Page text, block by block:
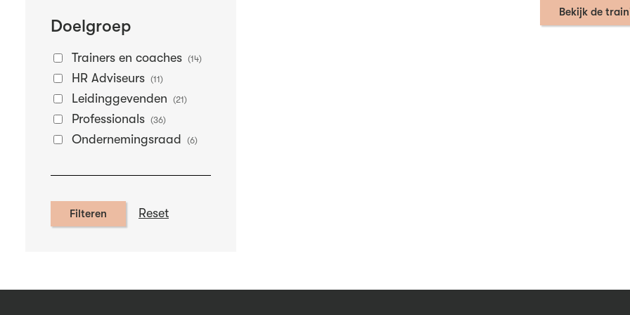
Doelgroep
Trainers en coaches (14)
HR Adviseurs (11)
Leidinggevenden (21)
Professionals (36)
Ondernemingsraad (6)
Reset
Bekijk de